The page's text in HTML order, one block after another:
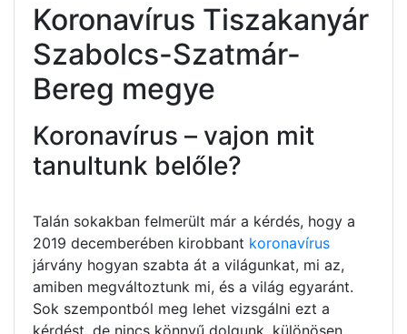
Koronavírus Tiszakanyár
Szabolcs-Szatmár-
Bereg megye
Koronavírus – vajon mit
tanultunk belőle?
Talán sokakban felmerült már a kérdés, hogy a
2019 decemberében kirobbant koronavírus
járvány hogyan szabta át a világunkat, mi az,
amiben megváltoztunk mi, és a világ egyaránt.
Sok szempontból meg lehet vizsgálni ezt a
kérdést, de nincs könnyű dolgunk, különösen